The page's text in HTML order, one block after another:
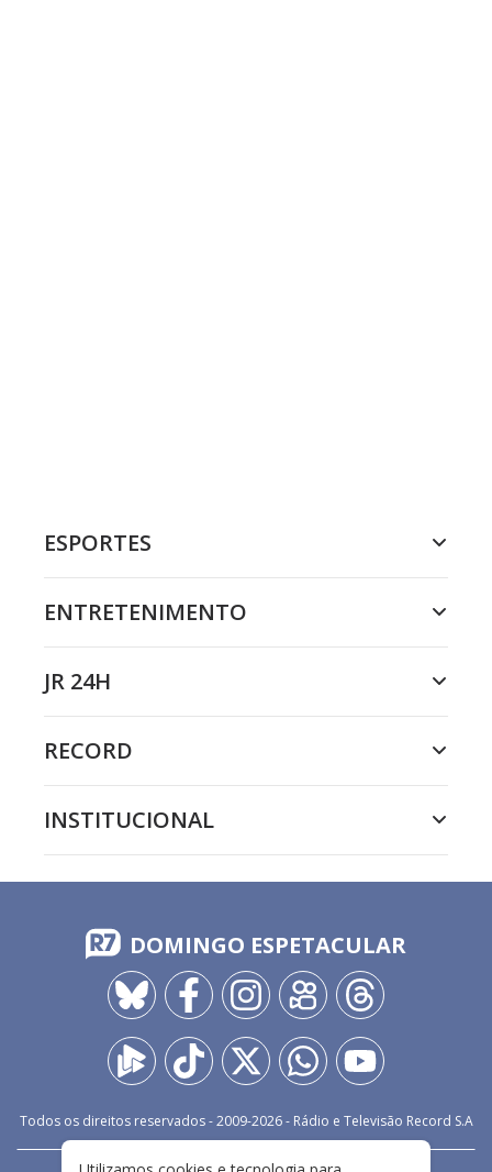
ESPORTES
ENTRETENIMENTO
JR 24H
RECORD
INSTITUCIONAL
DOMINGO ESPETACULAR
Todos os direitos reservados - 2009-2026- Rádio e Televisão Record S.A